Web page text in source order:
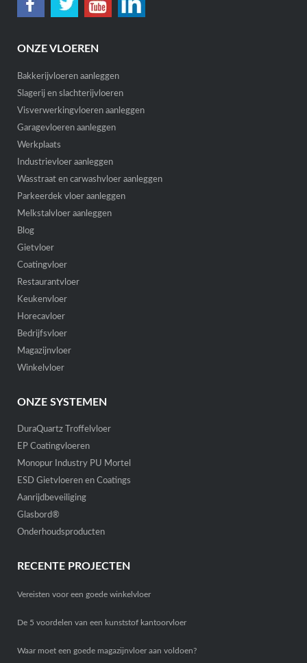
ONZE VLOEREN
Bakkerijvloeren aanleggen
Slagerij en slachterijvloeren
Visverwerkingvloeren aanleggen
Garagevloeren aanleggen
Werkplaats
Industrievloer aanleggen
Wasstraat en carwashvloer aanleggen
Parkeerdek vloer aanleggen
Melkstalvloer aanleggen
Blog
Gietvloer
Coatingvloer
Restaurantvloer
Keukenvloer
Horecavloer
Bedrijfsvloer
Magazijnvloer
Winkelvloer
ONZE SYSTEMEN
DuraQuartz Troffelvloer
EP Coatingvloeren
Monopur Industry PU Mortel
ESD Gietvloeren en Coatings
Aanrijdbeveiliging
Glasbord®
Onderhoudsproducten
RECENTE PROJECTEN
Vereisten voor een goede winkelvloer
De 5 voordelen van een kunststof kantoorvloer
Waar moet een goede magazijnvloer aan voldoen?